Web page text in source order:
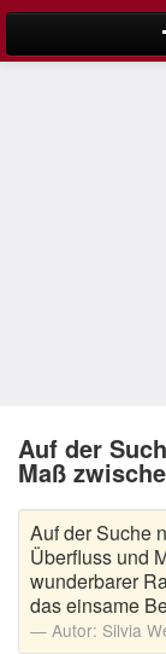
Nikolaus
Schöne
Auf der
Maß
Auf der Suche
Überfluss und
wunderbarer
das einsame
Autor: Silvia